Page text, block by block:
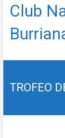
Club
TROFEO